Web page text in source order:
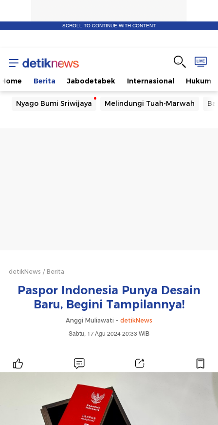
SCROLL TO CONTINUE WITH CONTENT
Home Berita Jabodetabek Internasional Hukum
Nyago Bumi Sriwijaya Melindungi Tuah-Marwah
detikNews Berita
Paspor Indonesia Punya Desain
Baru, Begini Tampilannya!
Anggi Muliawati - detikNews
Sabtu, 17 Agu 2024 20:33 WIB